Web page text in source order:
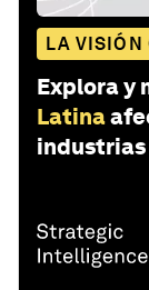
LA VISIÓN
Explora y
Latina
industrias